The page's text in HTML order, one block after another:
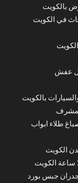
بالكويت
في الكويت
عفش
بالكويت
طلاء ابواب
الكويت
جبس بورد